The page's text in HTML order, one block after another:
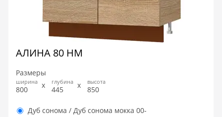
АЛИНА 80 НМ
Размеры
ширина
800
глубина
445
высота
850
Дуб сонома / Дуб сонома мокка 00-